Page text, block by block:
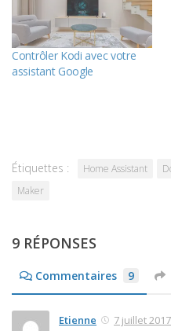
Contrôler Kodi avec votre
assistant Google
Étiquettes : Home Assistant
Maker
9 RÉPONSES
Commentaires 9
Etienne
7 juillet